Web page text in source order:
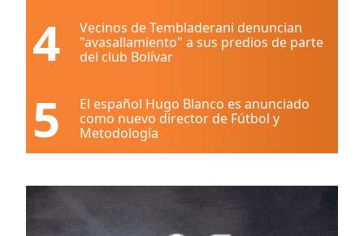
4
Vecinos de Tembladerani denuncian
"avasallamiento" a sus predios de parte
del club Bolívar
5
El español Hugo Blanco es anunciado
como nuevo director de Fútbol y
Metodología